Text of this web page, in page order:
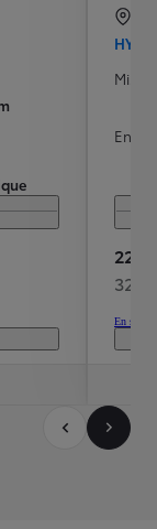
Mise
22
320
En